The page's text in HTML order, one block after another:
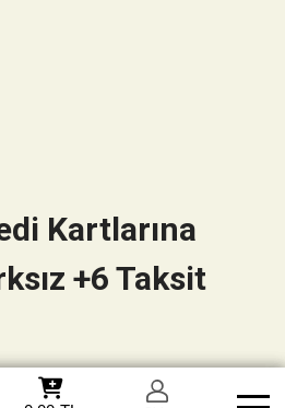
305 09 70
Kartlarına
+6 Taksit